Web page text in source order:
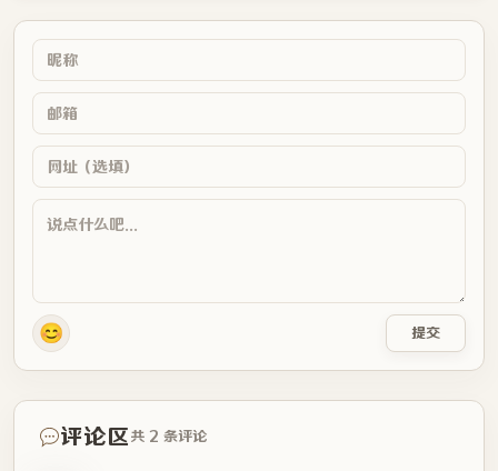
😊 提交
评论区 共 2 条评论